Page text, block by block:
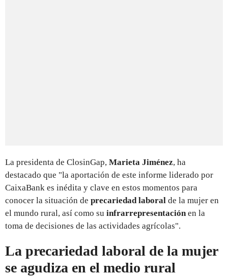
La presidenta de ClosinGap, Marieta Jiménez, ha
destacado que "la aportación de este informe liderado por
CaixaBank es inédita y clave en estos momentos para
conocer la situación de precariedad laboral de la mujer en
el mundo rural, así como su infrarrepresentación en la
toma de decisiones de las actividades agrícolas".
La precariedad laboral de la mujer
se agudiza en el medio rural